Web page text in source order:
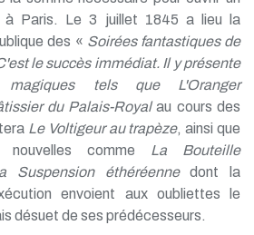
à Paris. Le 3 juillet 1845 a lieu la
des « Soirées fantastiques de
le succès immédiat. Il y présente
magiques tels que L'Oranger
du Palais-Royalau cours des
Le Voltigeur au trapèze, ainsi que
nouvelles comme La Bouteille
Suspension éthéréennedont la
envoient aux oubliettes le
désuet de ses prédécesseurs.